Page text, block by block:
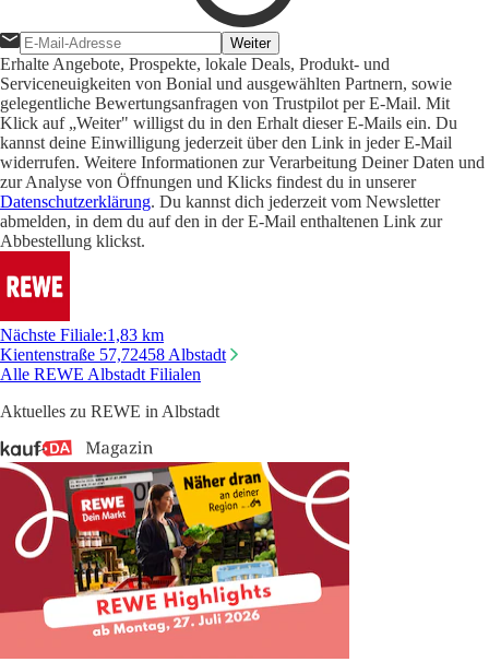
Weiter
Erhalte Angebote, Prospekte, lokale Deals, Produkt- und
Serviceneuigkeiten von Bonial und ausgewählten Partnern, sowie
gelegentliche Bewertungsanfragen von Trustpilot per E-Mail. Mit
Klick auf „Weiter" willigst du in den Erhalt dieser E-Mails ein. Du
kannst deine Einwilligung jederzeit über den Link in jeder E-Mail
widerrufen. Weitere Informationen zur Verarbeitung Deiner Daten und
zur Analyse von Öffnungen und Klicks findest du in unserer
Datenschutzerklärung. Du kannst dich jederzeit vom Newsletter
abmelden, in dem du auf den in der E-Mail enthaltenen Link zur
Abbestellung klickst.
Nächste Filiale:1,83 km
Kientenstraße 57,72458 Albstadt
Alle REWE Albstadt Filialen
Aktuelles zu REWE in Albstadt